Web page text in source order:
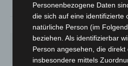
78% 0.5m/s
29° 24° 27°
Personenbezogene Daten
die sich auf eine identifizierte
natürliche Person (im
beziehen. Als identifizierbar
Person angesehen, die direkt
insbesondere mittels